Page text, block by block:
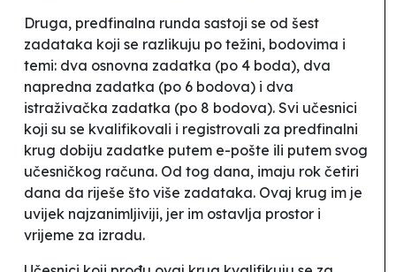
Druga, predfinalna runda sastoji se od šest
zadataka koji se razlikuju po težini, bodovima i
temi: dva osnovna zadatka (po 4 boda), dva
napredna zadatka (po 6 bodova) i dva
istraživačka zadatka (po 8 bodova). Svi učesnici
koji su se kvalifikovali i registrovali za predfinalni
krug dobiju zadatke putem e-pošte ili putem svog
učesničkog računa. Od tog dana, imaju rok četiri
dana da riješe što više zadataka. Ovaj krug im je
uvijek najzanimljiviji, jer im ostavlja prostor i
vrijeme za izradu.